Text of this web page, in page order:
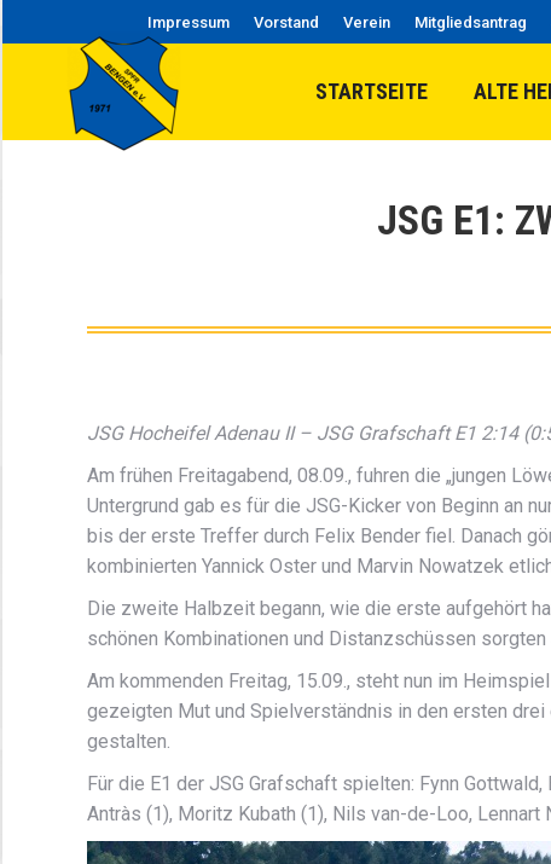
Impressum Vorstand Verein Mitgliedsantrag
STARTSEITE ALTE
JSG E1:
JSG Hocheifel Adenau II – JSG Grafschaft E1 2:14
Am frühen Freitagabend, 08.09., fuhren die „jungen
Untergrund gab es für die JSG-Kicker von Beginn an
bis der erste Treffer durch Felix Bender fiel. Danach
kombinierten Yannick Oster und Marvin Nowatzek
Die zweite Halbzeit begann, wie die erste aufgehört
schönen Kombinationen und Distanzschüssen
Am kommenden Freitag, 15.09., steht nun im
gezeigten Mut und Spielverständnis in den ersten
gestalten.
Für die E1 der JSG Grafschaft spielten: Fynn
Antràs (1), Moritz Kubath (1), Nils van-de-Loo, Lennart